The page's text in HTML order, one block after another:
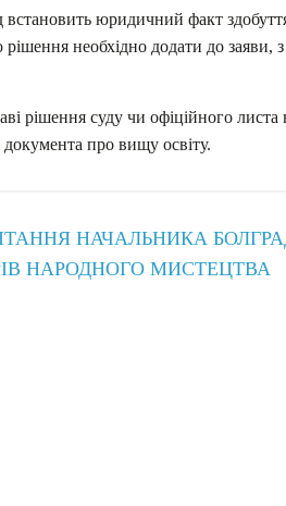
встановить юридичний факт
рішення необхідно додати до заяви,
рішення суду чи офіційного
документа про вищу освіту.
НАЧАЛЬНИКА
НАРОДНОГО МИСТЕЦТВА